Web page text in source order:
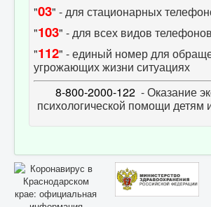
"03" - для стационарных
"103" - для всех видов
"112" - единый номер для
угрожающих жизни ситуациях
8-800-2000-122 - Оказание
психологической помощи детям